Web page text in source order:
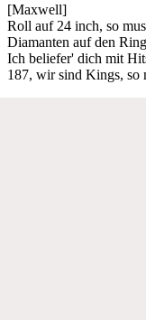
[Maxwell]
Roll auf 24 inch, so
Diamanten auf den
Ich beliefer' dich mit
187, wir sind Kings, so